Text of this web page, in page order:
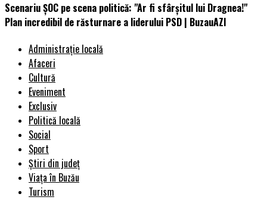
Scenariu ȘOC pe scena politică: "Ar fi sfârşitul lui Dragnea!"
Plan incredibil de răsturnare a liderului PSD | BuzauAZI
Administrație locală
Afaceri
Cultură
Eveniment
Exclusiv
Politică locală
Social
Sport
Știri din județ
Viața în Buzău
Turism